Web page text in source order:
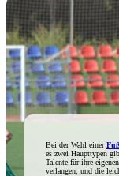
Bei der Wahl einer
es zwei Haupttypen
Talente für ihre
verlangen, und die